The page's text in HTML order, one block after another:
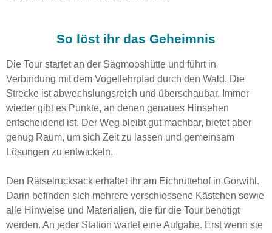
So löst ihr das Geheimnis
Die Tour startet an der Sägmooshütte und führt in
Verbindung mit dem Vogellehrpfad durch den Wald. Die
Strecke ist abwechslungsreich und überschaubar. Immer
wieder gibt es Punkte, an denen genaues Hinsehen
entscheidend ist. Der Weg bleibt gut machbar, bietet aber
genug Raum, um sich Zeit zu lassen und gemeinsam
Lösungen zu entwickeln.
Den Rätselrucksack erhaltet ihr am Eichrüttehof in Görwihl.
Darin befinden sich mehrere verschlossene Kästchen sowie
alle Hinweise und Materialien, die für die Tour benötigt
werden. An jeder Station wartet eine Aufgabe. Erst wenn sie